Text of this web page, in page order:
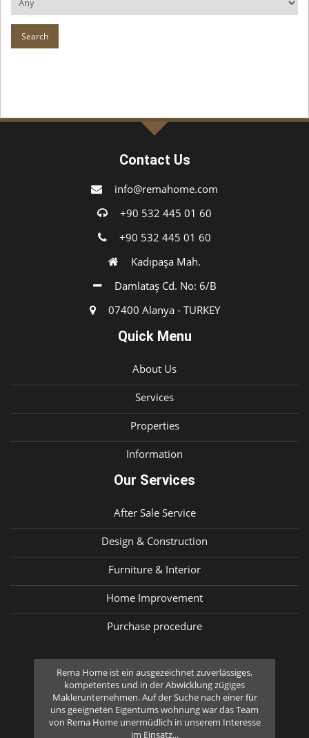
Contact Us
info@remahome.com
+90 532 445 01 60
+90 532 445 01 60
Kadıpaşa Mah.
Damlataş Cd. No: 6/B
07400 Alanya - TURKEY
Quick Menu
About Us
Services
Properties
Information
Our Services
After Sale Service
Design & Construction
Furniture & Interior
Home Improvement
Purchase procedure
Rema Home ist ein ausgezeichnet zuverlässiges,
kompetentes und in der Abwicklung zügiges
Maklerunternehmen. Auf der Suche nach einer für
uns geeigneten Eigentums wohnung war das Team
von Rema Home unermüdlich in unserem Interesse
im Einsatz...